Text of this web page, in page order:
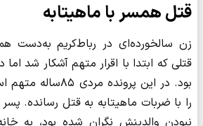
قتل همسر با ماهیتابه
زن سالخورده‌ای در رباط‌کریم به‌دست
قتلی که ابتدا با اقرار متهم آشکار شد اما
را با ضربات ماهیتابه به قتل رسانده.